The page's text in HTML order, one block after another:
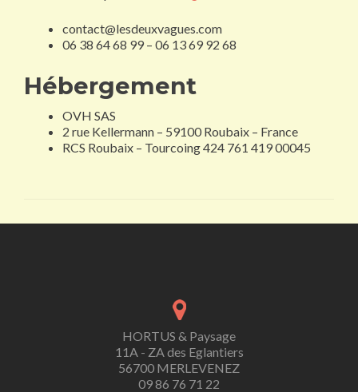
contact@lesdeuxvagues.com
06 38 64 68 99 – 06 13 69 92 68
Hébergement
OVH SAS
2 rue Kellermann – 59100 Roubaix – France
RCS Roubaix – Tourcoing 424 761 419 00045
HORTUS & Paysage
11A - ZA des Eglantiers
56700 MERLEVENEZ
09 86 76 71 22